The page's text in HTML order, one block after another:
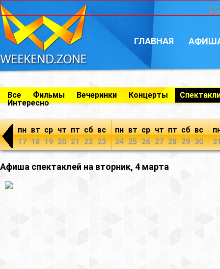
ГЛАВНАЯ
Все Фильмы Вечеринки Концерты
Интересно
пн
17
вт
18
ср
19
чт
20
пт
21
сб
22
вс
23
пн
24
вт
25
ср
26
чт
27
пт
28
сб
29
вс
30
Афиша спектаклей на вторник, 4 марта